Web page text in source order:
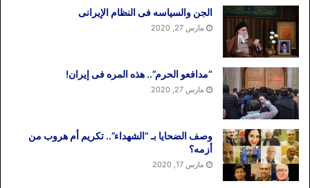
الجن والسیاسه فی النظام اﻹیرانی
مارس 27, 2020
“مدافعو الحرم”.. هذه المره فی إیران!
مارس 27, 2020
وصف الضحایا بـ “الشهداء”.. تکریم أم هروب من
أزمه؟
مارس 17, 2020